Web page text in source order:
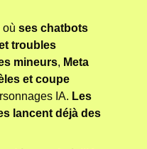
où ses chatbots
troubles
mineurs, Meta
et coupe
IA. Les
lancent déjà des